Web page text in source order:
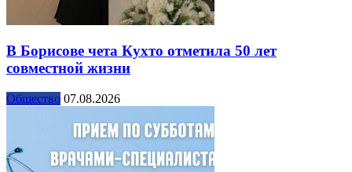
В Борисове чета Кухто отметила 50 лет
совместной жизни
Общество 07.08.2026